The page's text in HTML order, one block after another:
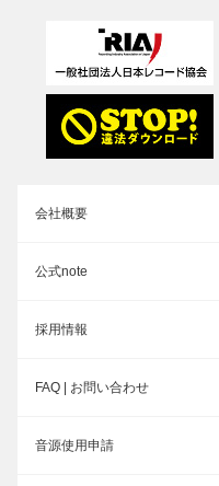
会社概要
公式note
採用情報
FAQ | お問い合わせ
音源使用申請